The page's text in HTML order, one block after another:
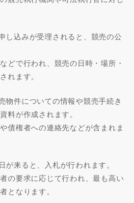
し込みが受理されると、競売の公
どで行われ、競売の日時・場所・
れます。
物件についての情報や競売手続き
料が作成されます。
債権者への連絡先などが含まれま
来ると、入札が行われます。
の要求に応じて行われ、最も高い
となります。